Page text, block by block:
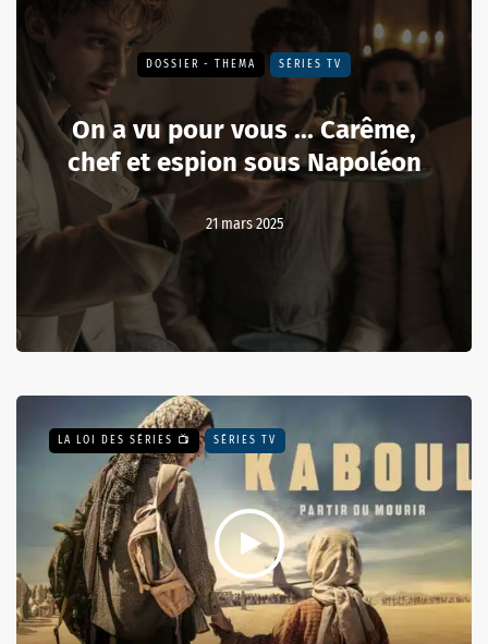
DOSSIER - THEMA SÉRIES TV
On a vu pour vous ... Carême,
chef et espion sous Napoléon
21 mars 2025
LA LOI DES SÉRIES 📺 SÉRIES TV